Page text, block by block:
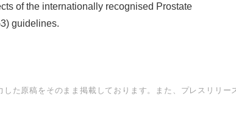
of the internationally recognised Prostate
guidelines.
た原稿をそのまま掲載しております。また、プレスリリー